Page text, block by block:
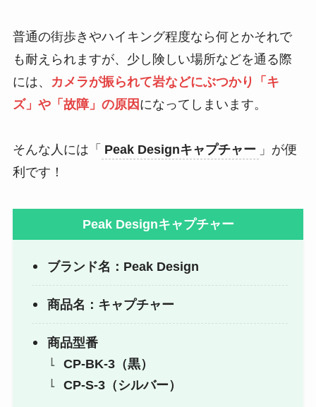
普通の街歩きやハイキング程度なら何とかそれで
も耐えられますが、少し険しい場所などを通る際
には、
カメラが振られて岩などにぶつかり「キ
ズ」や「故障」の原因 になってしまいます。
そんな人には「 Peak Designキャプチャー 」が便
利です！
Peak Designキャプチャー
ブランド名：Peak Design
商品名：キャプチャー
商品型番
CP-BK-3（黒）
CP-S-3（シルバー）